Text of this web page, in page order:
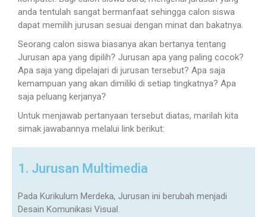
anda tentulah sangat bermanfaat sehingga calon siswa
dapat memilih jurusan sesuai dengan minat dan bakatnya.
Seorang calon siswa biasanya akan bertanya tentang
Jurusan apa yang dipilih? Jurusan apa yang paling cocok?
Apa saja yang dipelajari di jurusan tersebut? Apa saja
kemampuan yang akan dimiliki di setiap tingkatnya? Apa
saja peluang kerjanya?
Untuk menjawab pertanyaan tersebut diatas, marilah kita
simak jawabannya melalui link berikut:
1. Jurusan Multimedia
Pada Kurikulum Merdeka, Jurusan ini berubah menjadi
Desain Komunikasi Visual.